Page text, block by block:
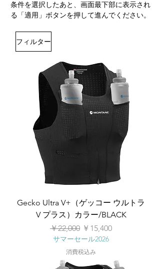
条件を選択したあと、画面最下部に表示され
る「適用」ボタンを押して進んでください。
フィルター
Gecko Ultra V+（ゲッコー ウルトラ
V プラス）カラー/BLACK
通常価格
￥22,000 セール価格
￥15,400
サマーセール2026
消費税込み